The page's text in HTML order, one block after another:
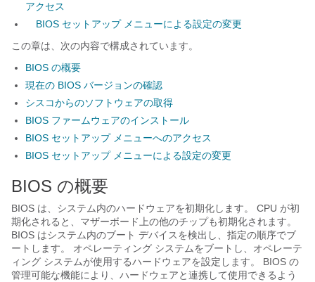
アクセス
BIOS セットアップ メニューによる設定の変更
この章は、次の内容で構成されています。
BIOS の概要
現在の BIOS バージョンの確認
シスコからのソフトウェアの取得
BIOS ファームウェアのインストール
BIOS セットアップ メニューへのアクセス
BIOS セットアップ メニューによる設定の変更
BIOS の概要
BIOS は、システム内のハードウェアを初期化します。 CPU が初
期化されると、マザーボード上の他のチップも初期化されます。
BIOS はシステム内のブート デバイスを検出し、指定の順序でブ
ートします。 オペレーティング システムをブートし、オペレーテ
ィング システムが使用するハードウェアを設定します。 BIOS の
管理可能な機能により、ハードウェアと連携して使用できるよう